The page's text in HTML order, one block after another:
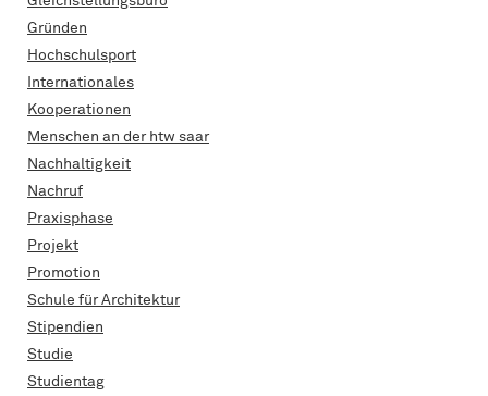
Gründen
Hochschulsport
Internationales
Kooperationen
Menschen an der htw saar
Nachhaltigkeit
Nachruf
Praxisphase
Projekt
Promotion
Schule für Architektur
Stipendien
Studie
Studientag